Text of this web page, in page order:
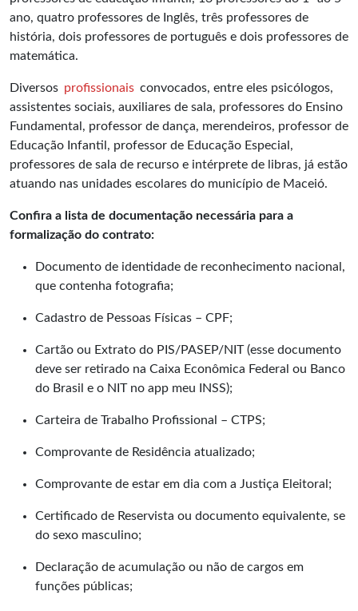
ano, quatro professores de Inglês, três professores de
história, dois professores de português e dois professores de
matemática.
Diversos profissionais convocados, entre eles psicólogos,
assistentes sociais, auxiliares de sala, professores do Ensino
Fundamental, professor de dança, merendeiros, professor de
Educação Infantil, professor de Educação Especial,
professores de sala de recurso e intérprete de libras, já estão
atuando nas unidades escolares do município de Maceió.
Confira a lista de documentação necessária para a
formalização do contrato:
Documento de identidade de reconhecimento nacional,
que contenha fotografia;
Cadastro de Pessoas Físicas – CPF;
Cartão ou Extrato do PIS/PASEP/NIT (esse documento
deve ser retirado na Caixa Econômica Federal ou Banco
do Brasil e o NIT no app meu INSS);
Carteira de Trabalho Profissional – CTPS;
Comprovante de Residência atualizado;
Comprovante de estar em dia com a Justiça Eleitoral;
Certificado de Reservista ou documento equivalente, se
do sexo masculino;
Declaração de acumulação ou não de cargos em
funções públicas;